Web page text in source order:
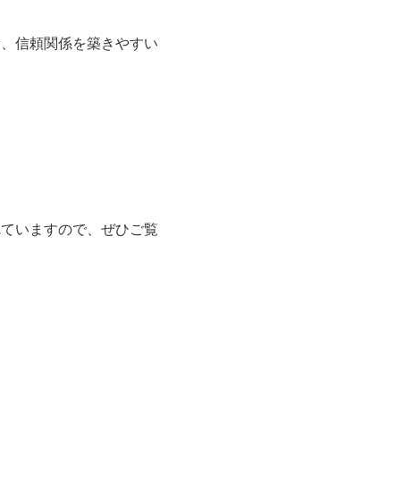
信頼関係を築きやすい
いますので、ぜひご覧